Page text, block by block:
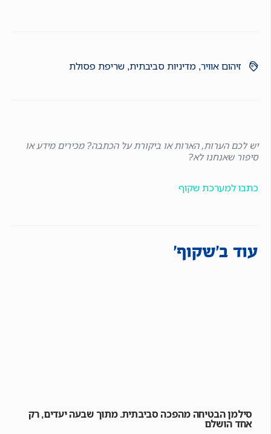
זיהום אוויר, מדיניות סביבתית, שריפת פסולת
יש לכם הערות, הארות או ביקורת על הכתבה? מכירים מידע או
סיפור שאנחנו לא?
כתבו למערכת שקוף
עוד ב'שקוף'
סילמן הבטיחה מהפכה סביבתית. מתוך שבעה יעדים, רק
אחד הושלם